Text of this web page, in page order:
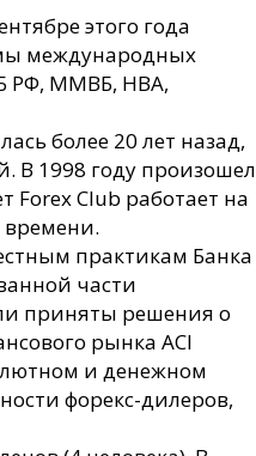
этого года
международных
РФ, ММВБ, НВА,
более 20 лет назад,
В 1998 году произошел
Club работает на
времени.
практикам Банка
части
приняты решения о
рынка ACI
и денежном
форекс-дилеров,